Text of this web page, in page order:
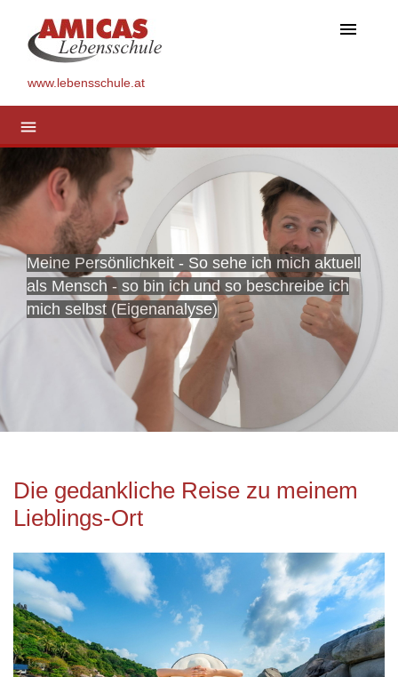
menu
www.lebensschule.at
menu
Meine Persönlichkeit - So sehe ich mich aktuell
als Mensch - so bin ich und so beschreibe ich
mich selbst (Eigenanalyse)
Die gedankliche Reise zu meinem
Lieblings-Ort